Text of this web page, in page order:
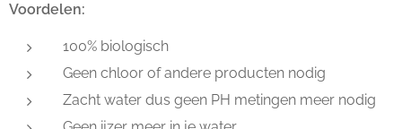
Voordelen:
100% biologisch
Geen chloor of andere producten nodig
Zacht water dus geen PH metingen meer nodig